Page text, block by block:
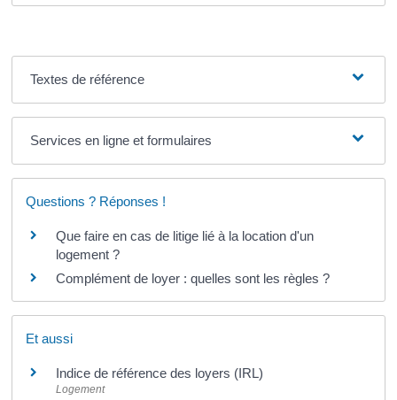
Textes de référence
Services en ligne et formulaires
Questions ? Réponses !
Que faire en cas de litige lié à la location d'un
logement ?
Complément de loyer : quelles sont les règles ?
Et aussi
Indice de référence des loyers (IRL)
Logement